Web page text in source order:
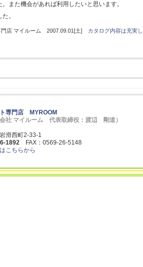
また機会があれば利用したいと思います。
。
門店 マイルーム 2007.09.01[土] カタログ内容は充実
専門店 MYROOM
会社 マイルーム 代表取締役：渡辺 剛道）
滑西町2-33-1
1892 FAX：0569-26-5148
こちらから